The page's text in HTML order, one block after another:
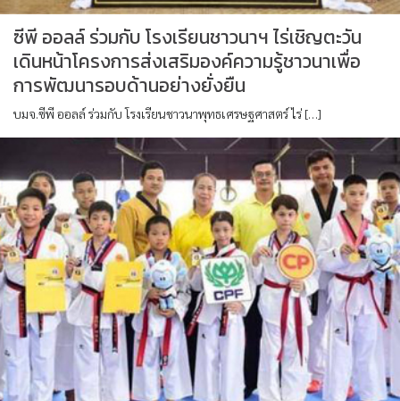
ซีพี ออลล์ ร่วมกับ โรงเรียนชาวนาฯ ไร่เชิญตะวัน
เดินหน้าโครงการส่งเสริมองค์ความรู้ชาวนาเพื่อ
การพัฒนารอบด้านอย่างยั่งยืน
บมจ.ซีพี ออลล์ ร่วมกับ โรงเรียนชาวนาพุทธเศรษฐศาสตร์ ไร่ […]